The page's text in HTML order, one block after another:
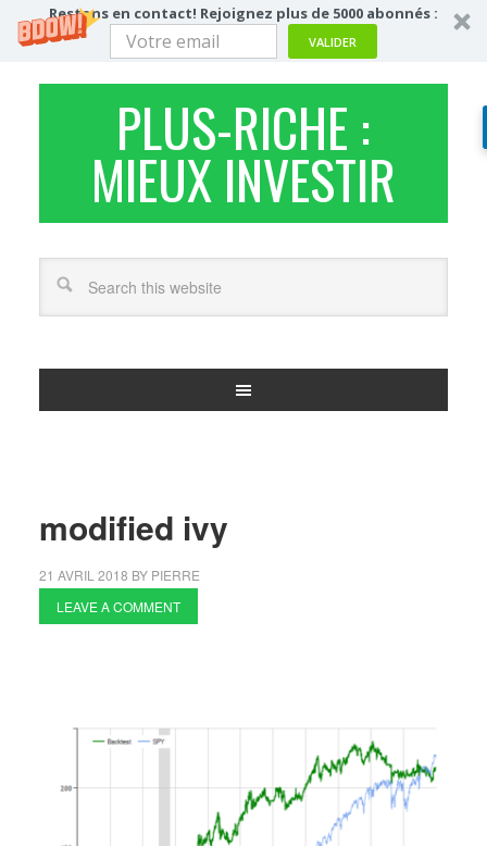
Restons en contact! Rejoignez plus de 5000 abonnés :
VALIDER
PLUS-RICHE :
MIEUX INVESTIR
modified ivy
21 AVRIL 2018 BY PIERRE
LEAVE A COMMENT